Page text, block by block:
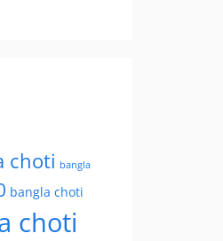
choti bangla
bangla choti
choti